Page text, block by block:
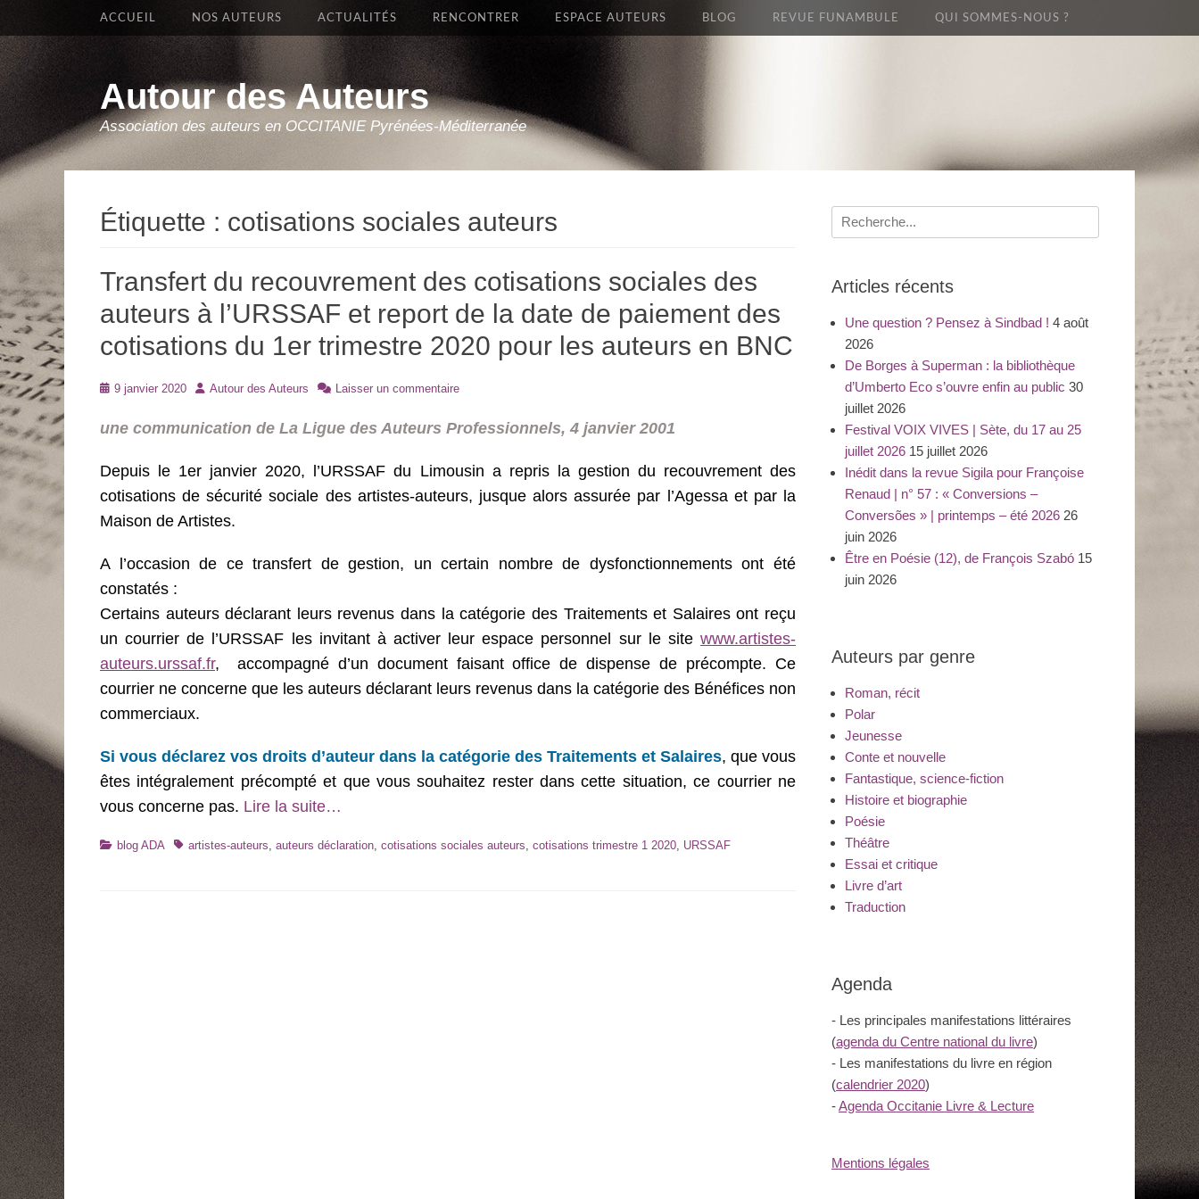
Autour des Auteurs
Association des auteurs en OCCITANIE Pyrénées-Méditerranée
Premier Menu
Aller
ACCUEIL NOS AUTEURS ACTUALITÉS RENCONTRER ESPACE AUTEURS BLOG REVUE FUNAMBULE QUI SOMMES-NOUS ?
Étiquette : cotisations sociales auteurs
Transfert du recouvrement des cotisations sociales des
auteurs à l’URSSAF et report de la date de paiement des
cotisations du 1er trimestre 2020 pour les auteurs en BNC
Posté9 janvier 2020 Auteur
Autour des Auteurs Laisser un commentaire
une communication de La Ligue des Auteurs Professionnels, 4 janvier 2001
Depuis le 1er janvier 2020, l’URSSAF du Limousin a repris la gestion du recouvrement des
cotisations de sécurité sociale des artistes-auteurs, jusque alors assurée par l’Agessa et par la
Maison de Artistes.
A l’occasion de ce transfert de gestion, un certain nombre de dysfonctionnements ont été
constatés :
Certains auteurs déclarant leurs revenus dans la catégorie des Traitements et Salaires ont reçu
un courrier de l’URSSAF les invitant à activer leur espace personnel sur le site www.artistes-
auteurs.urssaf.fr, accompagné d’un document faisant office de dispense de précompte. Ce
courrier ne concerne que les auteurs déclarant leurs revenus dans la catégorie des Bénéfices non
commerciaux.
Si vous déclarez vos droits d’auteur dans la catégorie des Traitements et Salaires, que vous
êtes intégralement précompté et que vous souhaitez rester dans cette situation, ce courrier ne
vous concerne pas. Lire la suite…
Catégories
blog ADA Tagsartistes-auteurs, auteurs déclaration, cotisations sociales auteurs, cotisations trimestre 1 2020, URSSAF
Recherche
pour
Articles récents
Une question ? Pensez à Sindbad ! 4 août
2026
De Borges à Superman : la bibliothèque
d’Umberto Eco s’ouvre enfin au public 30
juillet 2026
Festival VOIX VIVES | Sète, du 17 au 25
juillet 2026 15 juillet 2026
Inédit dans la revue Sigila pour Françoise
Renaud | n° 57 : « Conversions –
Conversões » | printemps – été 2026 26
juin 2026
Être en Poésie (12), de François Szabó 15
juin 2026
Auteurs par genre
Roman, récit
Polar
Jeunesse
Conte et nouvelle
Fantastique, science-fiction
Histoire et biographie
Poésie
Théâtre
Essai et critique
Livre d’art
Traduction
Agenda
- Les principales manifestations littéraires
(agenda du Centre national du livre)
- Les manifestations du livre en région
(calendrier 2020)
-Agenda Occitanie Livre & Lecture
Mentions légales